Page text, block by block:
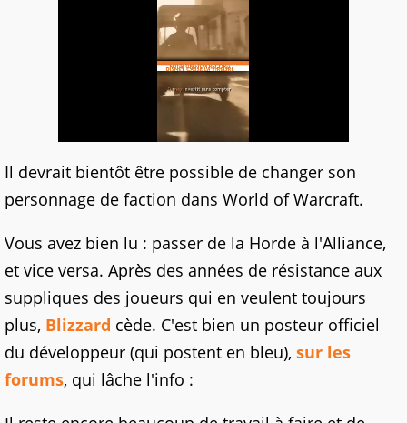
Il devrait bientôt être possible de changer son
personnage de faction dans World of Warcraft.
Vous avez bien lu : passer de la Horde à l'Alliance,
et vice versa. Après des années de résistance aux
suppliques des joueurs qui en veulent toujours
plus, Blizzard cède. C'est bien un posteur officiel
du développeur (qui postent en bleu), sur les
forums, qui lâche l'info :